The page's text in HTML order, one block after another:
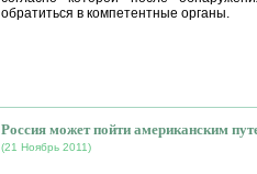
обратиться в компетентные органы.
Россия может пойти американским
(21 Ноябрь 2011)